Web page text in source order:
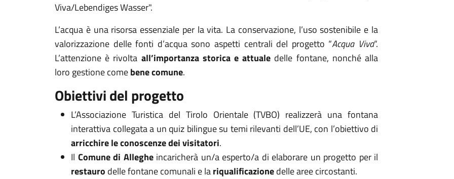
Viva/Lebendiges Wasser".
L’acqua è una risorsa essenziale per la vita. La conservazione, l’uso sostenibile e la
valorizzazione delle fonti d’acqua sono aspetti centrali del progetto “Acqua Viva“.
L’attenzione è rivolta all’importanza storica e attuale delle fontane, nonché alla
loro gestione comebene comune.
Obiettivi del progetto
L’Associazione Turistica del Tirolo Orientale (TVBO) realizzerà una fontana
interattiva collegata a un quiz bilingue su temi rilevanti dell’UE, con l’obiettivo di
arricchire le conoscenze dei visitatori.
Il Comune di Allegheincaricherà un/a esperto/a di elaborare un progetto per il
restauro delle fontane comunali e lariqualificazionedelle aree circostanti.